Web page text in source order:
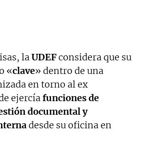
laUDEFconsidera que su
«clave» dentro de una
en torno al ex
ejercíafunciones de
documental y
desde su oficina en